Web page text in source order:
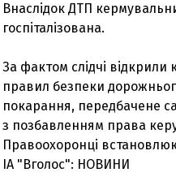
Внаслідок ДТП
госпіталізована.
За фактом слідчі
правил безпеки
покарання, передбачене
з позбавленням права
Правоохоронці
ІА "Вголос": НОВИНИ